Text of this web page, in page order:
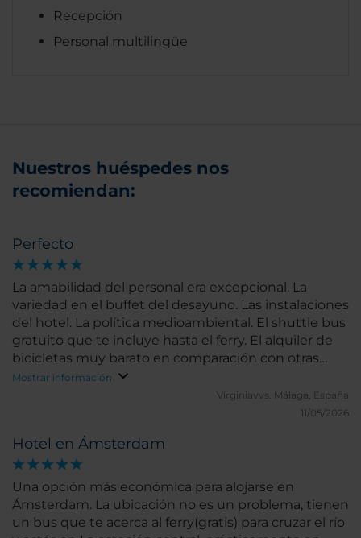
Recepción
Personal multilingüe
Nuestros huéspedes nos
recomiendan:
Perfecto
La amabilidad del personal era excepcional. La
variedad en el buffet del desayuno. Las instalaciones
del hotel. La política medioambiental. El shuttle bus
gratuito que te incluye hasta el ferry. El alquiler de
bicicletas muy barato en comparación con otras
compañías y en nuestro caso, fue todo genial.
Mostrar información
Virginiavvs. Málaga, España
11/05/2026
Hotel en Ámsterdam
Una opción más económica para alojarse en
Ámsterdam. La ubicación no es un problema, tienen
un bus que te acerca al ferry(gratis) para cruzar el río